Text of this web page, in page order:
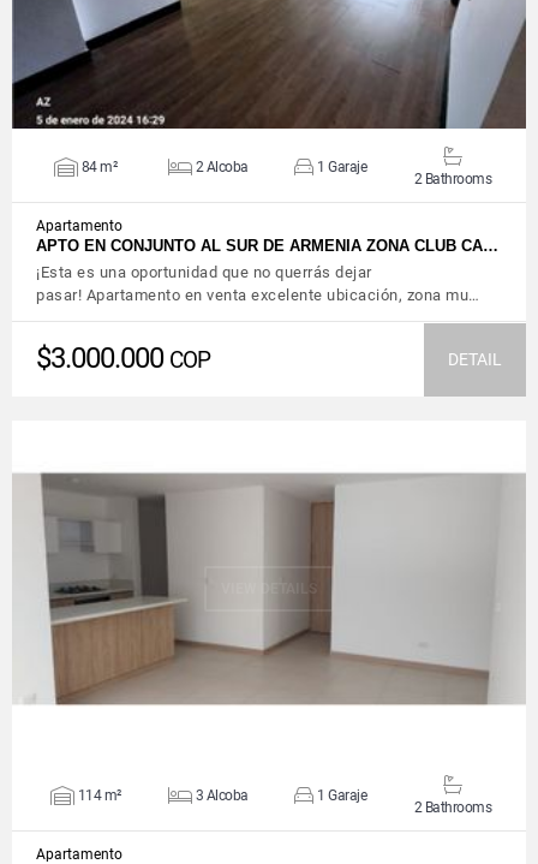
84 m² 2 Alcoba 1 Garaje
2 Bathrooms
Apartamento
APTO EN CONJUNTO AL SUR DE ARMENIA ZONA CLUB CA…
¡Esta es una oportunidad que no querrás dejar
pasar! Apartamento en venta excelente ubicación, zona mu…
$3.000.000 COP DETAIL
VIEW DETAILS
114 m² 3 Alcoba 1 Garaje
2 Bathrooms
Apartamento